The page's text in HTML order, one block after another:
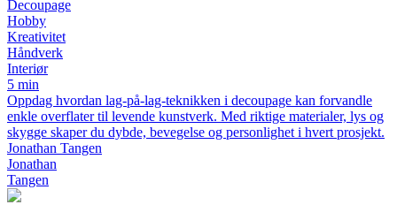
Decoupage
Hobby
Kreativitet
Håndverk
Interiør
5 min
Oppdag hvordan lag-på-lag-teknikken i decoupage kan forvandle
enkle overflater til levende kunstverk. Med riktige materialer, lys og
skygge skaper du dybde, bevegelse og personlighet i hvert prosjekt.
Jonathan Tangen
Jonathan
Tangen